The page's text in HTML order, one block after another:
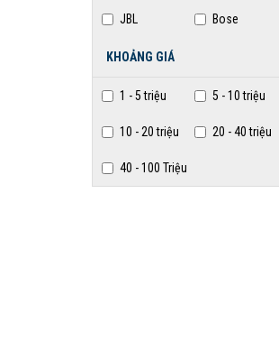
JBL Bose
KHOẢNG GIÁ
1 - 5 triệu 5 - 10 triệu
10 - 20 triệu 20 - 40 triệu
40 - 100 Triệu